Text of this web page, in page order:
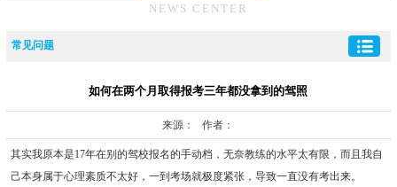
NEWS CENTER
常见问题
如何在两个月取得报考三年都没拿到的驾照
来源： 作者：
其实我原本是17年在别的驾校报名的手动档，无奈教练的水平太有限，而且我自
己本身属于心理素质不太好，一到考场就极度紧张，导致一直没有考出来。